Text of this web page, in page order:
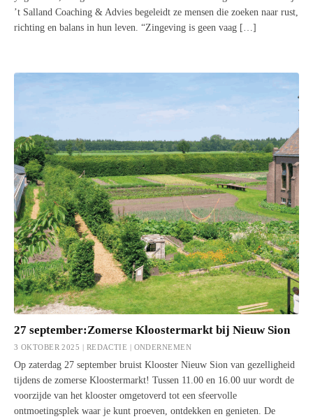
’t Salland Coaching & Advies begeleidt ze mensen die zoeken naar rust,
richting en balans in hun leven. “Zingeving is geen vaag […]
27 september:Zomerse Kloostermarkt bij Nieuw Sion
3 OKTOBER 2025 | REDACTIE | ONDERNEMEN
Op zaterdag 27 september bruist Klooster Nieuw Sion van gezelligheid
tijdens de zomerse Kloostermarkt! Tussen 11.00 en 16.00 uur wordt de
voorzijde van het klooster omgetoverd tot een sfeervolle
ontmoetingsplek waar je kunt proeven, ontdekken en genieten. De